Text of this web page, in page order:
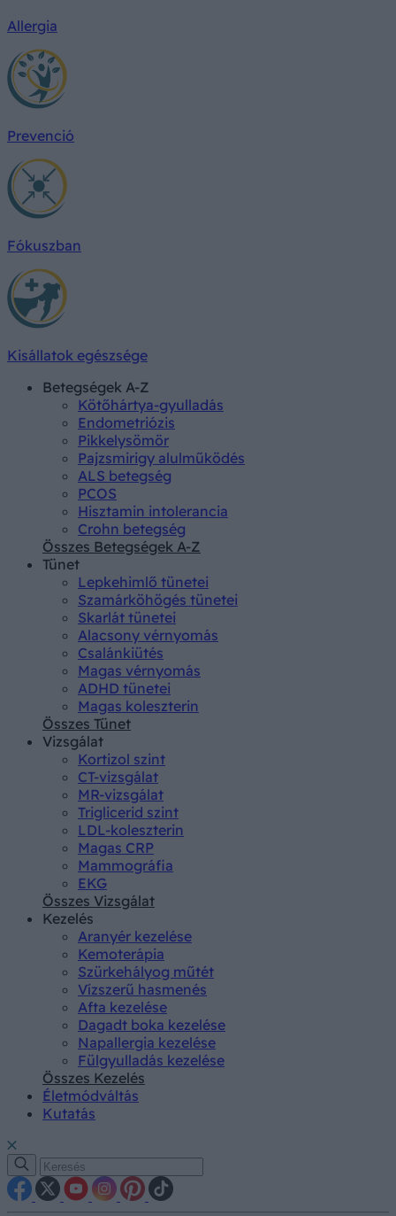
Allergia
Prevenció
Fókuszban
Kisállatok egészsége
Betegségek A-Z
Kötőhártya-gyulladás
Endometriózis
Pikkelysömör
Pajzsmirigy alulműködés
ALS betegség
PCOS
Hisztamin intolerancia
Crohn betegség
Összes Betegségek A-Z
Tünet
Lepkehimlő tünetei
Szamárköhögés tünetei
Skarlát tünetei
Alacsony vérnyomás
Csalánkiütés
Magas vérnyomás
ADHD tünetei
Magas koleszterin
Összes Tünet
Vizsgálat
Kortizol szint
CT-vizsgálat
MR-vizsgálat
Triglicerid szint
LDL-koleszterin
Magas CRP
Mammográfia
EKG
Összes Vizsgálat
Kezelés
Aranyér kezelése
Kemoterápia
Szürkehályog műtét
Vízszerű hasmenés
Afta kezelése
Dagadt boka kezelése
Napallergia kezelése
Fülgyulladás kezelése
Összes Kezelés
Életmódváltás
Kutatás